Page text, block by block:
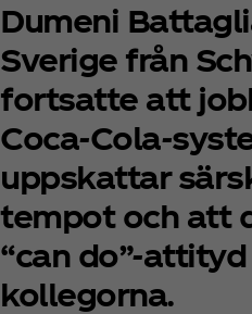
Dumeni
Sverige från
fortsatte att
Coca‑Cola-
uppskattar
tempot och att
“can do”-
kollegorna.